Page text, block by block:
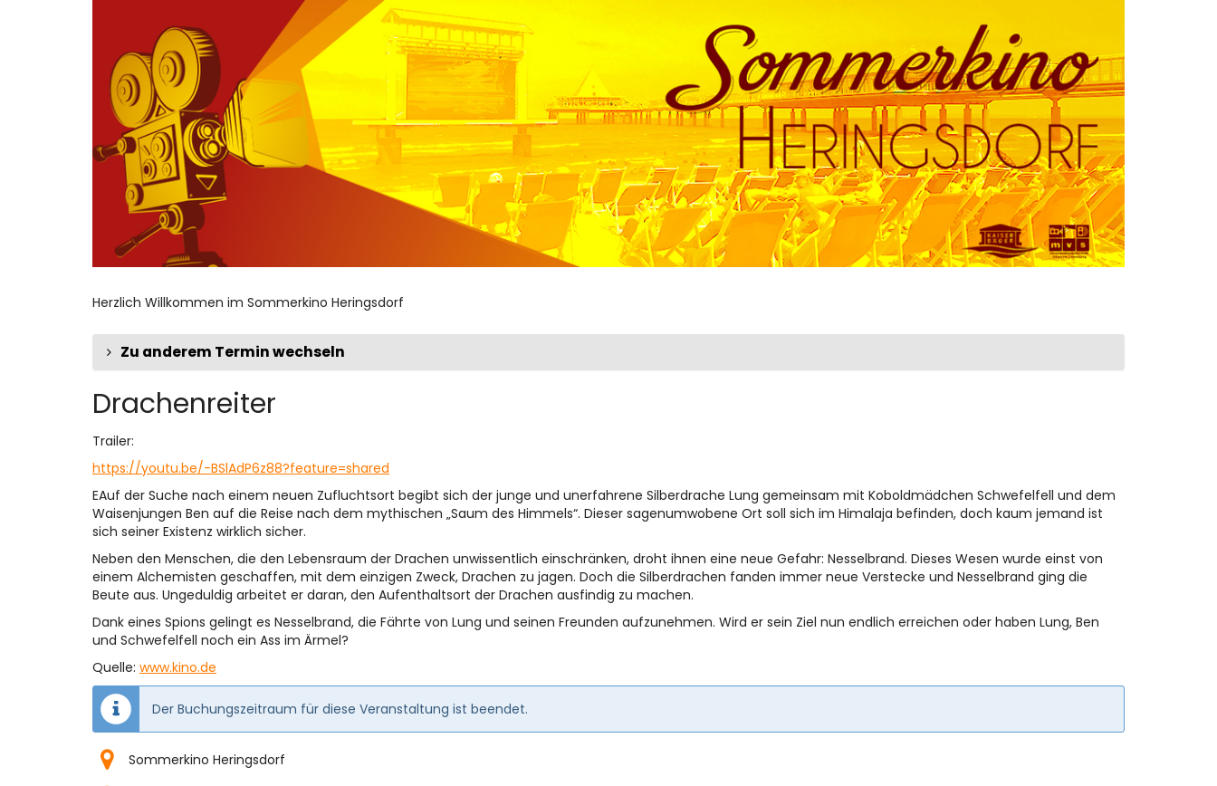
Herzlich Willkommen im Sommerkino Heringsdorf
Zu anderem Termin wechseln
Drachenreiter
Trailer:
https://youtu.be/-BSlAdP6z88?feature=shared
EAuf der Suche nach einem neuen Zufluchtsort begibt sich der junge und unerfahrene Silberdrache Lung gemeinsam mit Koboldmädchen Schwefelfell und dem
Waisenjungen Ben auf die Reise nach dem mythischen „Saum des Himmels“. Dieser sagenumwobene Ort soll sich im Himalaja befinden, doch kaum jemand ist
sich seiner Existenz wirklich sicher.
Neben den Menschen, die den Lebensraum der Drachen unwissentlich einschränken, droht ihnen eine neue Gefahr: Nesselbrand. Dieses Wesen wurde einst von
einem Alchemisten geschaffen, mit dem einzigen Zweck, Drachen zu jagen. Doch die Silberdrachen fanden immer neue Verstecke und Nesselbrand ging die
Beute aus. Ungeduldig arbeitet er daran, den Aufenthaltsort der Drachen ausfindig zu machen.
Dank eines Spions gelingt es Nesselbrand, die Fährte von Lung und seinen Freunden aufzunehmen. Wird er sein Ziel nun endlich erreichen oder haben Lung, Ben
und Schwefelfell noch ein Ass im Ärmel?
Quelle: www.kino.de
Der Buchungszeitraum für diese Veranstaltung ist beendet.
Sommerkino Heringsdorf